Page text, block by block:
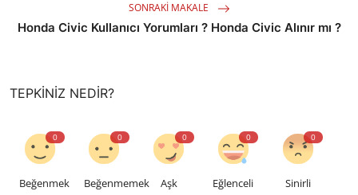
SONRAKI MAKALE
Honda Civic Kullanıcı Yorumları ? Honda Civic Alınır mı ?
TEPKINIZ NEDIR?
0
Beğenmek
0
Beğenmemek
0
Aşk
0
Eğlenceli
0
Sinirli